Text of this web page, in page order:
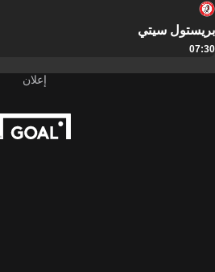
بريستول سيتي
07:30